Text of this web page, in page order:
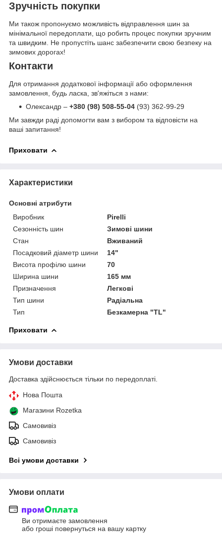
Зручність покупки
Ми також пропонуємо можливість відправлення шин за
мінімальної передоплати, що робить процес покупки зручним
та швидким. Не пропустіть шанс забезпечити свою безпеку на
зимових дорогах!
Контакти
Для отримання додаткової інформації або оформлення
замовлення, будь ласка, зв'яжіться з нами:
Олександр – +380 (98) 508-55-04 (93) 362-99-29
Ми завжди раді допомогти вам з вибором та відповісти на
ваші запитання!
Приховати
Характеристики
Основні атрибути
Виробник
Pirelli
Сезонність шин
Зимові шини
Стан
Вживаний
Посадковий діаметр шини
14"
Висота профілю шини
70
Ширина шини
165 мм
Призначення
Легкові
Тип шини
Радіальна
Тип
Безкамерна "TL"
Приховати
Умови доставки
Доставка здійснюється тільки по передоплаті.
Нова Пошта
Магазини Rozetka
Самовивіз
Самовивіз
Всі умови доставки
Умови оплати
Ви отримаєте замовлення
або гроші повернуться на вашу картку